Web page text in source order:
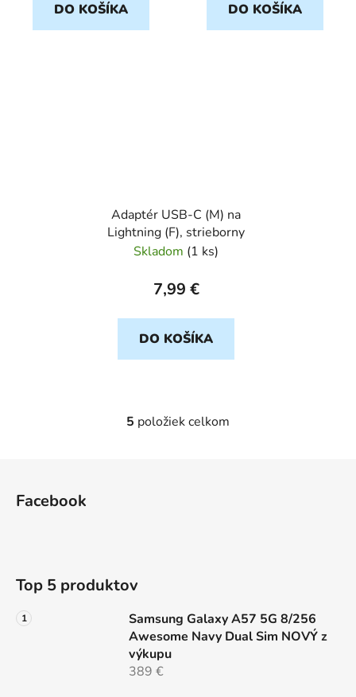
DO KOŠÍKA DO KOŠÍKA
Adaptér USB-C (M) na
Lightning (F), strieborny
Skladom (1 ks)
7,99 €
DO KOŠÍKA
O
v
k
5 položiek celkom
Facebook
Top 5 produktov
Samsung Galaxy A57 5G 8/256
Awesome Navy Dual Sim NOVÝ z
výkupu
389 €